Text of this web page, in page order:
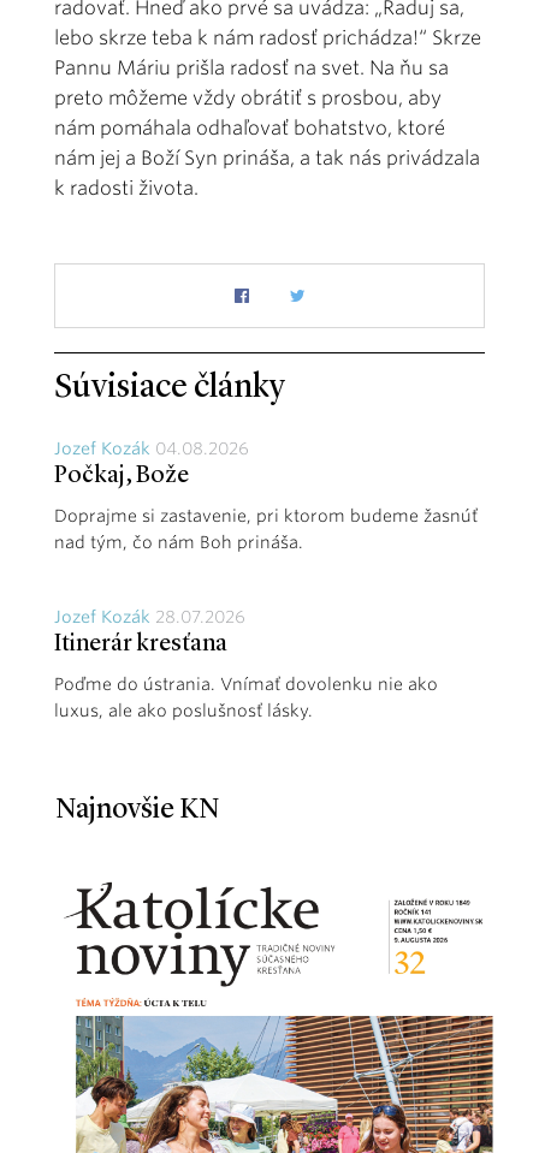
radovať. Hneď ako prvé sa uvádza: „Raduj sa,
lebo skrze teba k nám radosť prichádza!“ Skrze
Pannu Máriu prišla radosť na svet. Na ňu sa
preto môžeme vždy obrátiť s prosbou, aby
nám pomáhala odhaľovať bohatstvo, ktoré
nám jej a Boží Syn prináša, a tak nás privádzala
k radosti života.
Súvisiace články
Jozef Kozák 04.08.2026
Počkaj, Bože
Doprajme si zastavenie, pri ktorom budeme žasnúť
nad tým, čo nám Boh prináša.
Jozef Kozák 28.07.2026
Itinerár kresťana
Poďme do ústrania. Vnímať dovolenku nie ako
luxus, ale ako poslušnosť lásky.
Najnovšie KN